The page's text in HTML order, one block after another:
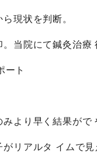
現状を判断。
当院にて鍼灸治療
ート
より早く結果がで
リアルタ イムで見